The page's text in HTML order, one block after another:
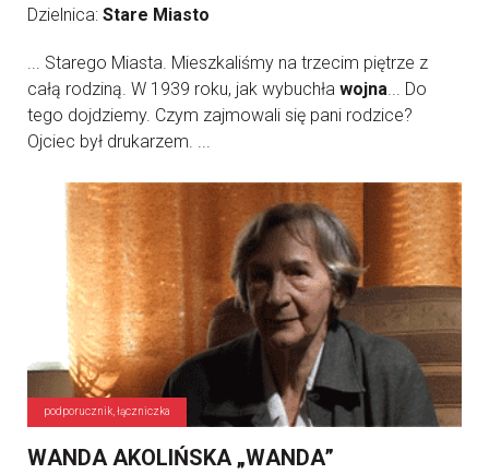
Dzielnica: Stare Miasto
... Starego Miasta. Mieszkaliśmy na trzecim piętrze z
całą rodziną. W 1939 roku, jak wybuchła wojna... Do
tego dojdziemy. Czym zajmowali się pani rodzice?
Ojciec był drukarzem. ...
podporucznik, łączniczka
WANDA AKOLIŃSKA „WANDA”